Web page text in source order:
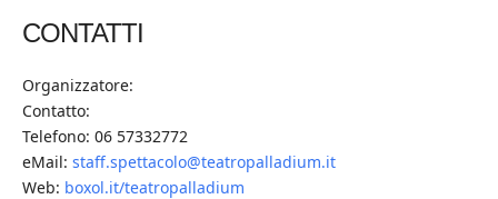
CONTATTI
Organizzatore:
Contatto:
Telefono: 06 57332772
eMail: staff.spettacolo@teatropalladium.it
Web: boxol.it/teatropalladium